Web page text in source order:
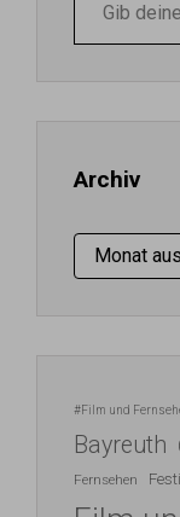
deine
E-
Archiv
Archiv
#Film und
Bayreuth
Fernsehen